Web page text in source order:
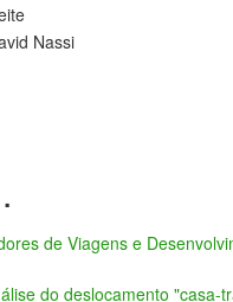
Nassi
de Viagens e
do deslocamento